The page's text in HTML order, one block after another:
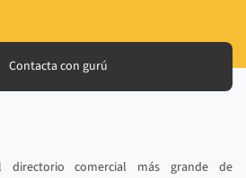
Contacta con gurú
directorio comercial más grande de